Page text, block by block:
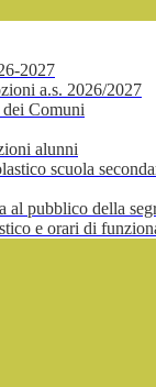
2027
a.s. 2026/2027
Comuni
alunni
scuola
al pubblico della
e orari di